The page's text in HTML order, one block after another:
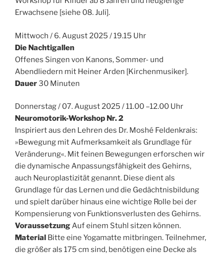
Erwachsene [siehe 08. Juli].
Mittwoch / 6. August 2025 / 19.15 Uhr
Die Nachtigallen
Offenes Singen von Kanons, Sommer- und
Abendliedern mit Heiner Arden [Kirchenmusiker].
Dauer30 Minuten
Donnerstag / 07. August 2025 / 11.00 –12.00 Uhr
Neuromotorik-Workshop Nr. 2
Inspiriert aus den Lehren des Dr. Moshé Feldenkrais:
»Bewegung mit Aufmerksamkeit als Grundlage für
Veränderung«. Mit feinen Bewegungen erforschen wir
die dynamische Anpassungsfähigkeit des Gehirns,
auch Neuroplastizität genannt. Diese dient als
Grundlage für das Lernen und die Gedächtnisbildung
und spielt darüber hinaus eine wichtige Rolle bei der
Kompensierung von Funktionsverlusten des Gehirns.
VoraussetzungAuf einem Stuhl sitzen können.
Material Bitte eine Yogamatte mitbringen. Teilnehmer,
die größer als 175 cm sind, benötigen eine Decke als